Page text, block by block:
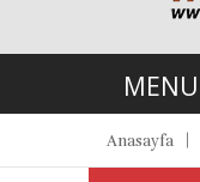
Anasayfa